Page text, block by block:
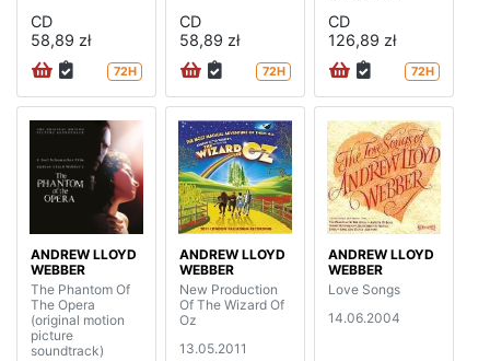
CD
58,89 zł
72H
CD
58,89 zł
72H
CD
126,89 zł
72H
ANDREW LLOYD
WEBBER
The Phantom Of
The Opera
(original motion
picture
soundtrack)
ANDREW LLOYD
WEBBER
New Production
Of The Wizard Of
Oz
13.05.2011
ANDREW LLOYD
WEBBER
Love Songs
14.06.2004